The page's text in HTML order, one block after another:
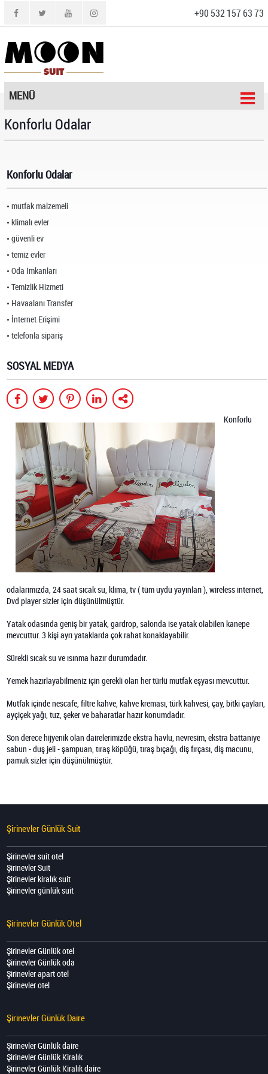
+90 532 157 63 73
MENÜ
Konforlu Odalar
Konforlu Odalar
mutfak malzemeli
klimalı evler
güvenli ev
temiz evler
Oda İmkanları
Temizlik Hizmeti
Havaalanı Transfer
İnternet Erişimi
telefonla sipariş
SOSYAL MEDYA
Konforlu
odalarımızda, 24 saat sıcak su, klima, tv ( tüm uydu yayınları ), wireless internet,
Dvd player sizler için düşünülmüştür.
Yatak odasında geniş bir yatak, gardrop, salonda ise yatak olabilen kanepe
mevcuttur. 3 kişi ayrı yataklarda çok rahat konaklayabilir.
Sürekli sıcak su ve ısınma hazır durumdadır.
Yemek hazırlayabilmeniz için gerekli olan her türlü mutfak eşyası mevcuttur.
Mutfak içinde nescafe, filtre kahve, kahve kreması, türk kahvesi, çay, bitki çayları,
ayçiçek yağı, tuz, şeker ve baharatlar hazır konumdadır.
Son derece hijyenik olan dairelerimizde ekstra havlu, nevresim, ekstra battaniye
sabun - duş jeli - şampuan, tıraş köpüğü, tıraş bıçağı, diş fırçası, diş macunu,
pamuk sizler için düşünülmüştür.
Şirinevler Günlük Suit
Şirinevler suit otel
Şirinevler Suit
Şirinevler kiralık suit
Şirinevler günlük suit
Şirinevler Günlük Otel
Şirinevler Günlük otel
Şirinevler Günlük oda
Şirinevler apart otel
Şirinevler otel
Şirinevler Günlük Daire
Şirinevler Günlük daire
Şirinevler Günlük Kiralık
Şirinevler Günlük Kiralık daire